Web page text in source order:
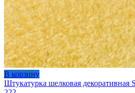
В корзину
Штукатурка шелковая декоративная